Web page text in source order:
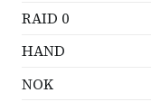
RAID 0
HAND
NOK